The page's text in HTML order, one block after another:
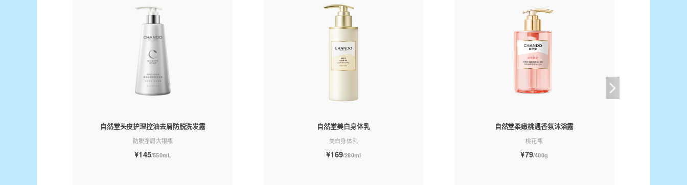
自然堂头皮护理控油去屑防脱洗发露
防脱净屑大银瓶
¥145/550mL
自然堂美白身体乳
美白身体乳
¥169/280ml
自然堂柔嫩桃遇香氛沐浴露
桃花瓶
¥79/400g